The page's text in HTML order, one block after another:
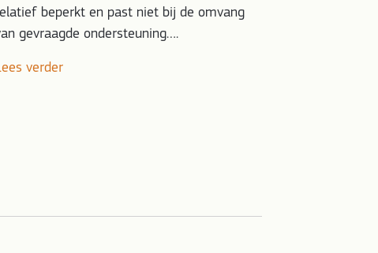
beperkt en past niet bij de omvang
gevraagde ondersteuning….
verder